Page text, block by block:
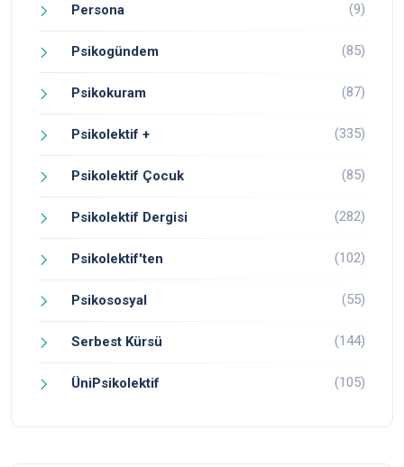
Persona (9)
Psikogündem (85)
Psikokuram (87)
Psikolektif + (335)
Psikolektif Çocuk (85)
Psikolektif Dergisi (282)
Psikolektif'ten (102)
Psikososyal (55)
Serbest Kürsü (144)
ÜniPsikolektif (105)